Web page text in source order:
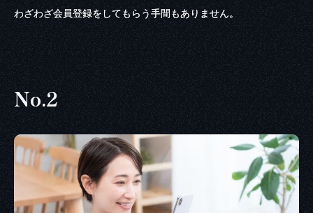
わざわざ会員登録をしてもらう手間もありません。
No.2